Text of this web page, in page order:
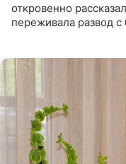
откровенно
переживала развод